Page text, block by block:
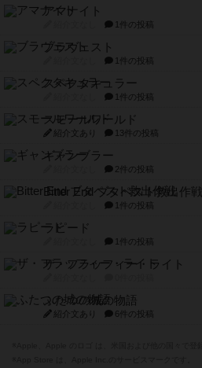
アマナイト
1件の投稿
ブラヴェスト
1件の投稿
スペクタキュラー
1件の投稿
スモールワールド
紹介文あり 13件の投稿
ギャンブラー
2件の投稿
Bitter End ブタペスト救出作戦
1件の投稿
ラピード
1件の投稿
ザ・フラッフィー・ライト
ふたつの城の物語
紹介文あり 6件の投稿